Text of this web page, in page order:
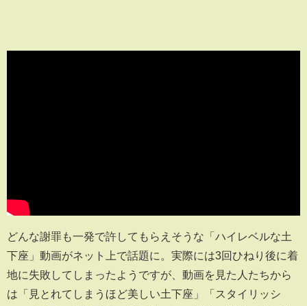
どんな謝罪も一発で許してもらえそうな「ハイレベルな土
下座」動画がネット上で話題に。実際には3回ひねり後に着
地に失敗してしまったようですが、動画を見た人たちから
は「見とれてしまうほど美しい土下座」「スタイリッシ